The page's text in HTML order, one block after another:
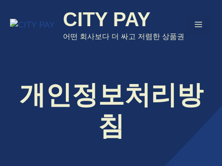
content
CITY PAY
어떤 회사보다 더 싸고 저렴한 상품권
Menu
개인정보처리방
침